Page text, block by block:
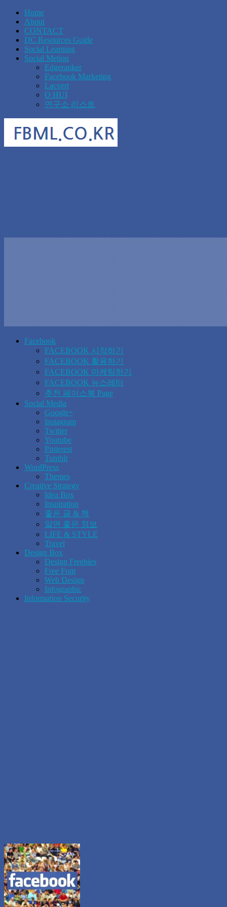
Home
About
CONTACT
DC Resources Guide
Social Learning
Social Metion
Edgeranker
Facebook Marketing
Lacvert
O HUI
연구소 리스트
Facebook
FACEBOOK 시작하기
FACEBOOK 활용하기
FACEBOOK 마케팅하기
FACEBOOK 뉴스레터
추천 페이스북 Page
Social Media
Google+
Instagram
Twitter
Youtube
Pinterest
Tumblr
WordPress
Themes
Creative Strategy
Idea Box
Inspiration
좋은 글 & 책
알면 좋은 정보
LIFE & STYLE
Travel
Design Box
Design Freebies
Free Font
Web Design
Infographic
Information Security